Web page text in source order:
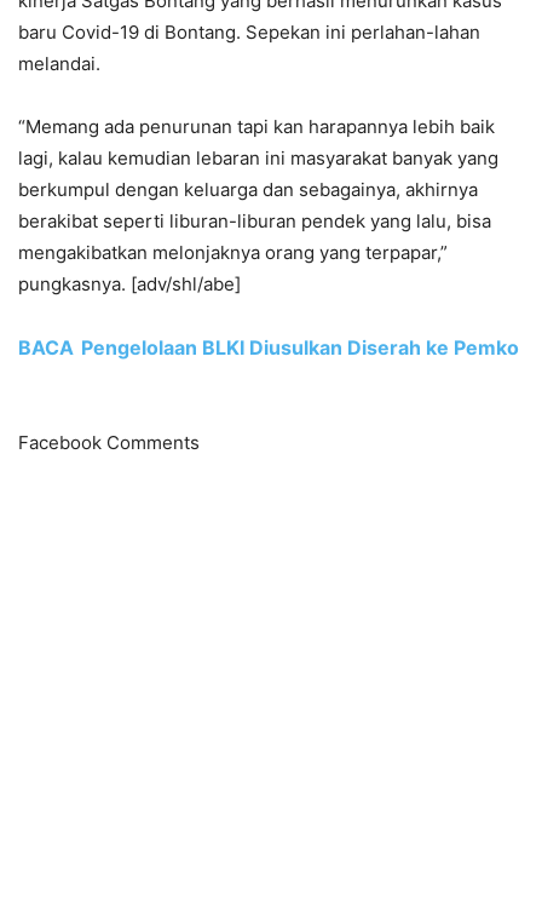
baru Covid-19 di Bontang. Sepekan ini perlahan-lahan
melandai.
“Memang ada penurunan tapi kan harapannya lebih baik
lagi, kalau kemudian lebaran ini masyarakat banyak yang
berkumpul dengan keluarga dan sebagainya, akhirnya
berakibat seperti liburan-liburan pendek yang lalu, bisa
mengakibatkan melonjaknya orang yang terpapar,”
pungkasnya. [adv/shl/abe]
BACA Pengelolaan BLKI Diusulkan Diserah ke Pemko
Facebook Comments